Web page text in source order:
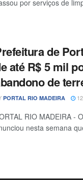
por serviços de
de
até R$ 5 mil
de
PORTAL RIO MADEIRA 12
RIO MADEIRA -
nesta semana